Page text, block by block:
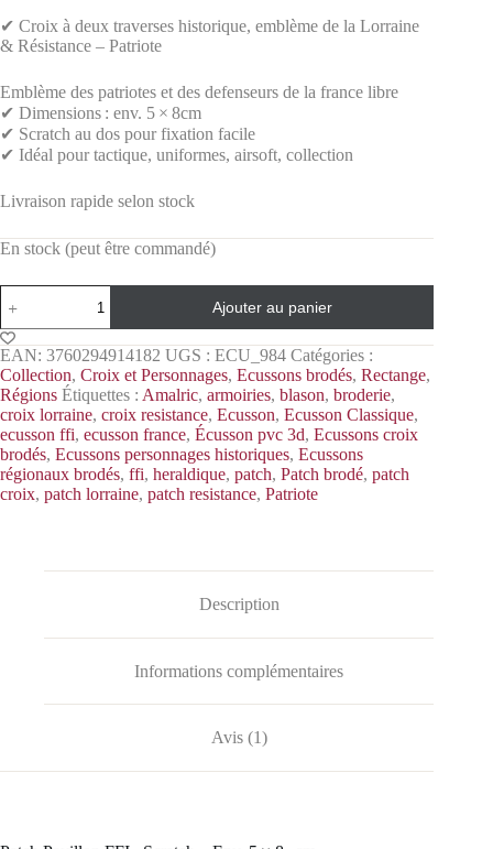
✔ Croix à deux traverses historique, emblème de la Lorraine
& Résistance – Patriote
Emblème des patriotes et des defenseurs de la france libre
✔ Dimensions : env. 5 × 8cm
✔ Scratch au dos pour fixation facile
✔ Idéal pour tactique, uniformes, airsoft, collection
Livraison rapide selon stock
En stock (peut être commandé)
Ajouter au panier
EAN: 3760294914182 UGS : ECU_984 Catégories :
Collection, Croix et Personnages, Ecussons brodés, Rectange,
Régions Étiquettes : Amalric, armoiries, blason, broderie,
croix lorraine, croix resistance, Ecusson, Ecusson Classique,
ecusson ffi, ecusson france, Écusson pvc 3d, Ecussons croix
brodés, Ecussons personnages historiques, Ecussons
régionaux brodés, ffi, heraldique, patch, Patch brodé, patch
croix, patch lorraine, patch resistance, Patriote
Description
Informations complémentaires
Avis (1)